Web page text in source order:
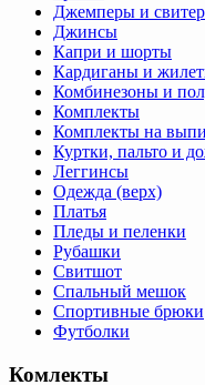
Джемперы и
Джинсы
Капри и шорты
Кардиганы и
Комбинезоны и
Комплекты
Комплекты на
Куртки, пальто и
Леггинсы
Одежда (верх)
Платья
Пледы и пеленки
Рубашки
Свитшот
Спальный мешок
Спортивные брюки
Футболки
Комлекты